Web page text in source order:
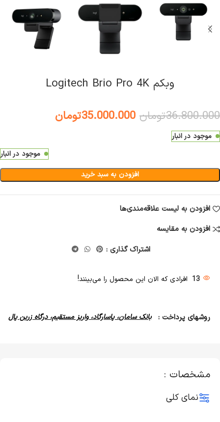
وبکم Logitech Brio Pro 4K
36.800.000تومان 35.000.000تومان
موجود در انبار
موجود در انبار
افزودن به سبد خرید
افزودن به لیست علاقه‌مندی‌ها
افزودن به مقایسه
اشتراک گذاری :
13 افرادی که الان این محصول را می‌بینند!
روشهای پرداخت : بانک سامان، پاسارگاد، واریز مستقیم، درگاه زرین پال
مشخصات :
نمای کلی